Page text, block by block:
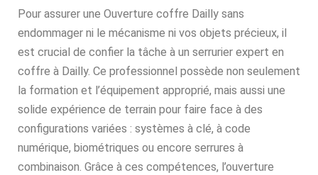
Pour assurer une Ouverture coffre Dailly sans
endommager ni le mécanisme ni vos objets précieux, il
est crucial de confier la tâche à un serrurier expert en
coffre à Dailly. Ce professionnel possède non seulement
la formation et l’équipement approprié, mais aussi une
solide expérience de terrain pour faire face à des
configurations variées : systèmes à clé, à code
numérique, biométriques ou encore serrures à
combinaison. Grâce à ces compétences, l’ouverture